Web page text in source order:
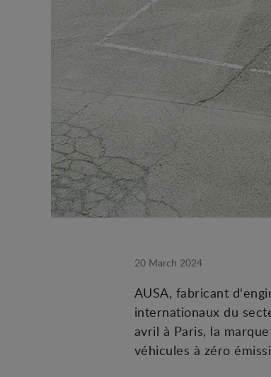
20 March 2024
AUSA, fabricant
internationaux du
avril à Paris, la
véhicules à zéro